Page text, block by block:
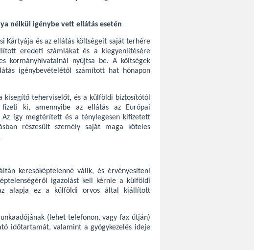
nélkül igénybe vett ellátás esetén
Kártyája és az ellátás költségeit saját terhére
eredeti számlákat és a kiegyenlítésére
kormányhivatalnál nyújtsa be. A költségek
igénybevételétől számított hat hónapon
kisegítő teherviselőt, és a külföldi biztosítótól
ki, amennyibe az ellátás az Európai
Az így megtérített és a ténylegesen kifizetett
részesült személy saját maga köteles
keresőképtelenné válik, és érvényesíteni
igazolást kell kérnie a külföldi
alapja ez a külföldi orvos által kiállított
(lehet telefonon, vagy fax útján)
időtartamát, valamint a gyógykezelés ideje